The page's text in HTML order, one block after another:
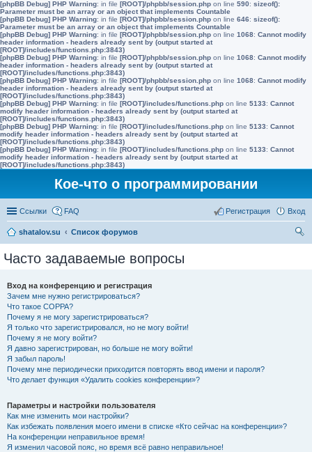
[phpBB Debug] PHP Warning: in file [ROOT]/phpbb/session.php on line 590: sizeof():
Parameter must be an array or an object that implements Countable
[phpBB Debug] PHP Warning: in file [ROOT]/phpbb/session.php on line 646: sizeof():
Parameter must be an array or an object that implements Countable
[phpBB Debug] PHP Warning: in file [ROOT]/phpbb/session.php on line 1068: Cannot modify
header information - headers already sent by (output started at
[ROOT]/includes/functions.php:3843)
[phpBB Debug] PHP Warning: in file [ROOT]/phpbb/session.php on line 1068: Cannot modify
header information - headers already sent by (output started at
[ROOT]/includes/functions.php:3843)
[phpBB Debug] PHP Warning: in file [ROOT]/phpbb/session.php on line 1068: Cannot modify
header information - headers already sent by (output started at
[ROOT]/includes/functions.php:3843)
[phpBB Debug] PHP Warning: in file [ROOT]/includes/functions.php on line 5133: Cannot
modify header information - headers already sent by (output started at
[ROOT]/includes/functions.php:3843)
[phpBB Debug] PHP Warning: in file [ROOT]/includes/functions.php on line 5133: Cannot
modify header information - headers already sent by (output started at
[ROOT]/includes/functions.php:3843)
[phpBB Debug] PHP Warning: in file [ROOT]/includes/functions.php on line 5133: Cannot
modify header information - headers already sent by (output started at
[ROOT]/includes/functions.php:3843)
Кое-что о программировании
Ссылки FAQ Вход
Регистрация
shatalov.su
Список форумов
Часто задаваемые вопросы
Вход на конференцию и регистрация
Зачем мне нужно регистрироваться?
Что такое COPPA?
Почему я не могу зарегистрироваться?
Я только что зарегистрировался, но не могу войти!
Почему я не могу войти?
Я давно зарегистрирован, но больше не могу войти!
Я забыл пароль!
Почему мне периодически приходится повторять ввод имени и пароля?
Что делает функция «Удалить cookies конференции»?
Параметры и настройки пользователя
Как мне изменить мои настройки?
Как избежать появления моего имени в списке «Кто сейчас на конференции»?
На конференции неправильное время!
Я изменил часовой пояс, но время всё равно неправильное!